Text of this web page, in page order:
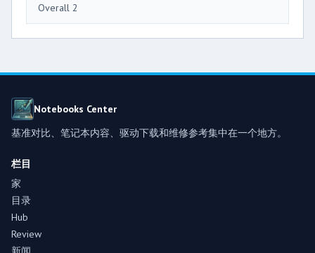
Overall 2
Notebooks Center
基准对比、笔记本内容、驱动下载和维修参考集中在一个地方。
栏目
家
目录
Hub
Review